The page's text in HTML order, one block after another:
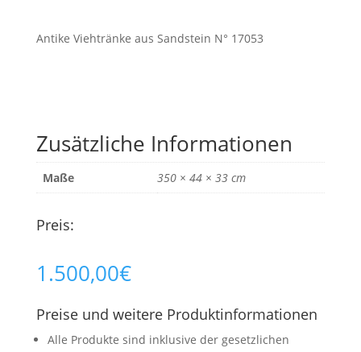
Antike Viehtränke aus Sandstein N° 17053
Zusätzliche Informationen
Maße 350 × 44 × 33 cm
Preis:
1.500,00€
Preise und weitere Produktinformationen
Alle Produkte sind inklusive der gesetzlichen